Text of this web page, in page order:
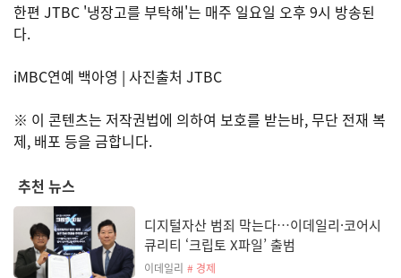
한편 JTBC '냉장고를 부탁해'는 매주 일요일 오후 9시 방송된
다.
iMBC연예 백아영 | 사진출처 JTBC
※ 이 콘텐츠는 저작권법에 의하여 보호를 받는바, 무단 전재 복
제, 배포 등을 금합니다.
추천 뉴스
디지털자산 범죄 막는다…이데일리·코어시
큐리티 ‘크립토 X파일’ 출범
이데일리 # 경제